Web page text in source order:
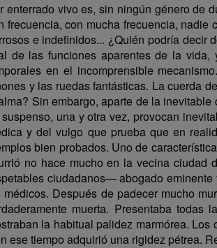
enterrado vivo es, sin ningún género de
frecuencia, con mucha frecuencia,
e indefinidos... ¿Quién podría decir
de las funciones aparentes de la
en el incomprensible
y las ruedas fantásticas. La cuerda
Sin embargo, aparte de la
una y otra vez, provocan
y del vulgo que prueba que en
bien probados. Uno de
no hace mucho en la vecina ciudad
ciudadanos— abogado
médicos. Después de padecer mucho
muerta. Presentaba
la habitual palidez marmórea.
ese tiempo adquirió una rigidez pétrea.